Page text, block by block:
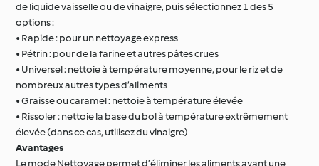
de liquide vaisselle ou de vinaigre, puis sélectionnez 1 des 5
options :
• Rapide : pour un nettoyage express
• Pétrin : pour de la farine et autres pâtes crues
• Universel : nettoie à température moyenne, pour le riz et de
nombreux autres types d’aliments
• Graisse ou caramel : nettoie à température élevée
• Rissoler : nettoie la base du bol à température extrêmement
élevée (dans ce cas, utilisez du vinaigre)
Avantages